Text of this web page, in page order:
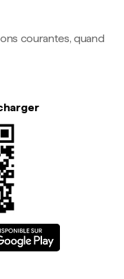
courantes, quand